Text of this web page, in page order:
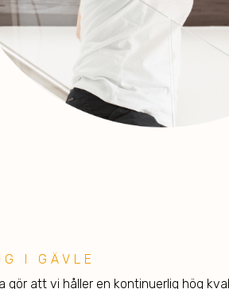
I GÄVLE
att vi håller en kontinuerlig hög